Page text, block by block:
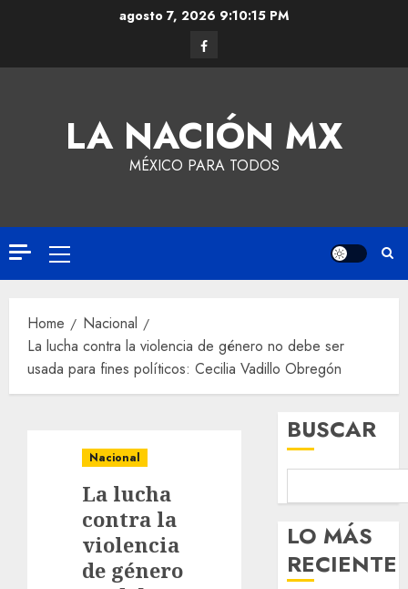
agosto 7, 2026 9:10:15 PM
LA NACIÓN MX
MÉXICO PARA TODOS
Home
Nacional
La lucha contra la violencia de género no debe ser
usada para fines políticos: Cecilia Vadillo Obregón
Nacional
La lucha
contra la
violencia
de género
BUSCAR
LO MÁS
RECIENTE